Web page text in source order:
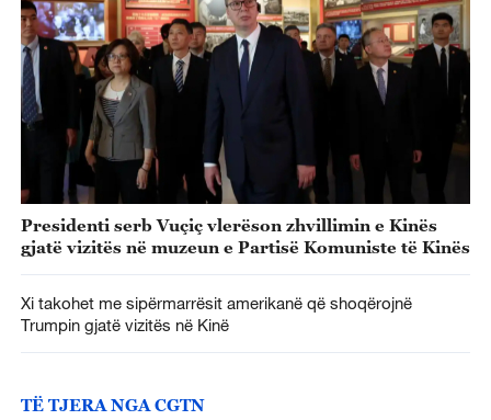
Presidenti serb Vuçiç vlerëson zhvillimin e Kinës
gjatë vizitës në muzeun e Partisë Komuniste të Kinës
Xi takohet me sipërmarrësit amerikanë që shoqërojnë
Trumpin gjatë vizitës në Kinë
TË TJERA NGA CGTN